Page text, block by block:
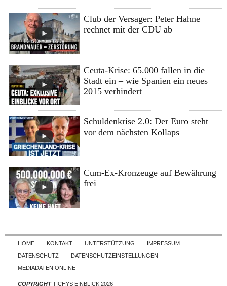
Club der Versager: Peter Hahne
rechnet mit der CDU ab
Ceuta-Krise: 65.000 fallen in die
Stadt ein – wie Spanien ein neues
2015 verhindert
Schuldenkrise 2.0: Der Euro steht
vor dem nächsten Kollaps
Cum-Ex-Kronzeuge auf Bewährung
frei
Skip to content
HOME KONTAKT UNTERSTÜTZUNG
IMPRESSUM
DATENSCHUTZ
DATENSCHUTZEINSTELLUNGEN
MEDIADATEN ONLINE
COPYRIGHTTICHYS EINBLICK 2026